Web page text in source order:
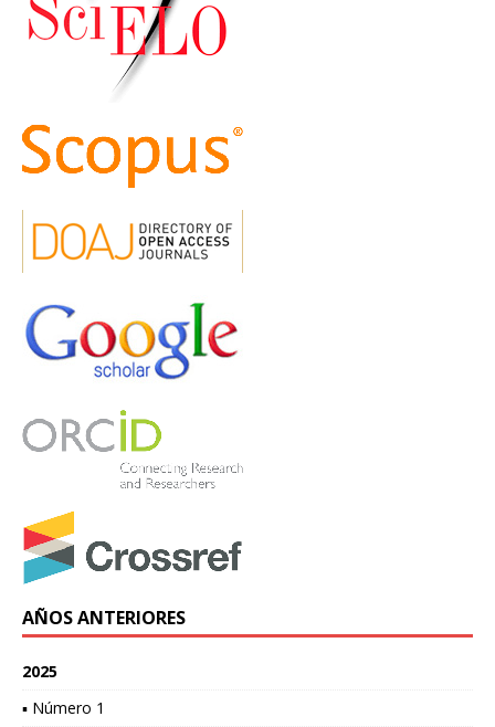
AÑOS ANTERIORES
2025
▪ Número 1